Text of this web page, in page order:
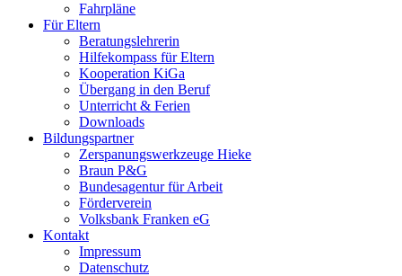
Fahrpläne
Für Eltern
Beratungslehrerin
Hilfekompass für Eltern
Kooperation KiGa
Übergang in den Beruf
Unterricht & Ferien
Downloads
Bildungspartner
Zerspanungswerkzeuge Hieke
Braun P&G
Bundesagentur für Arbeit
Förderverein
Volksbank Franken eG
Kontakt
Impressum
Datenschutz